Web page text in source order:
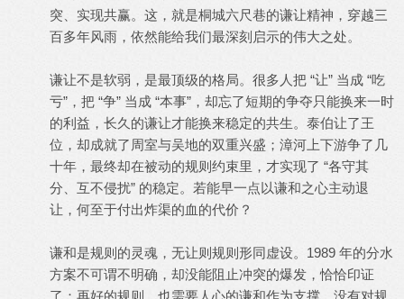
突、实现共赢。这，就是桐城六尺巷的谦让精神，穿越三
百多年风雨，依然能给我们最深刻启示的伟大之处。
谦让不是软弱，是最顶级的格局。很多人把 “让” 当成 “吃
亏”，把 “争” 当成 “本事”，却忘了短期的争夺只能换来一时
的利益，长久的谦让才能换来稳定的共生。泰伯让了王
位，却成就了周室与吴地的双重兴盛；漳河上下游争了几
十年，最终却在被动的规则约束里，才实现了 “各守其
分、互不侵扰” 的稳定。若能早一点以谦和之心主动退
让，何至于付出炸渠的血的代价？
谦和是规则的灵魂，无让则规则形同虚设。1989 年的分水
方案不可谓不明确，却没能阻止冲突的爆发，恰恰印证
了：再好的规则，也需要人心的谦和作为支撑。没有对规